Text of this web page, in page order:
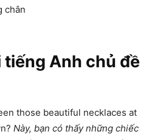
chân
Anh chủ đề
those beautiful necklaces at
Này, bạn có thấy những chiếc